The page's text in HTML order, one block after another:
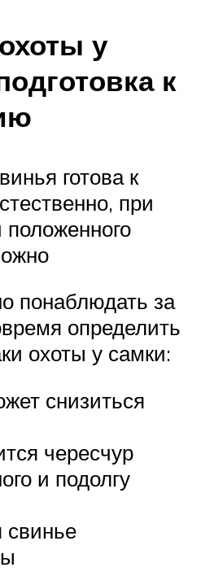
у
к
готова к
при
понаблюдать за
определить
охоты у самки:
снизиться
чересчур
и подолгу
свинье